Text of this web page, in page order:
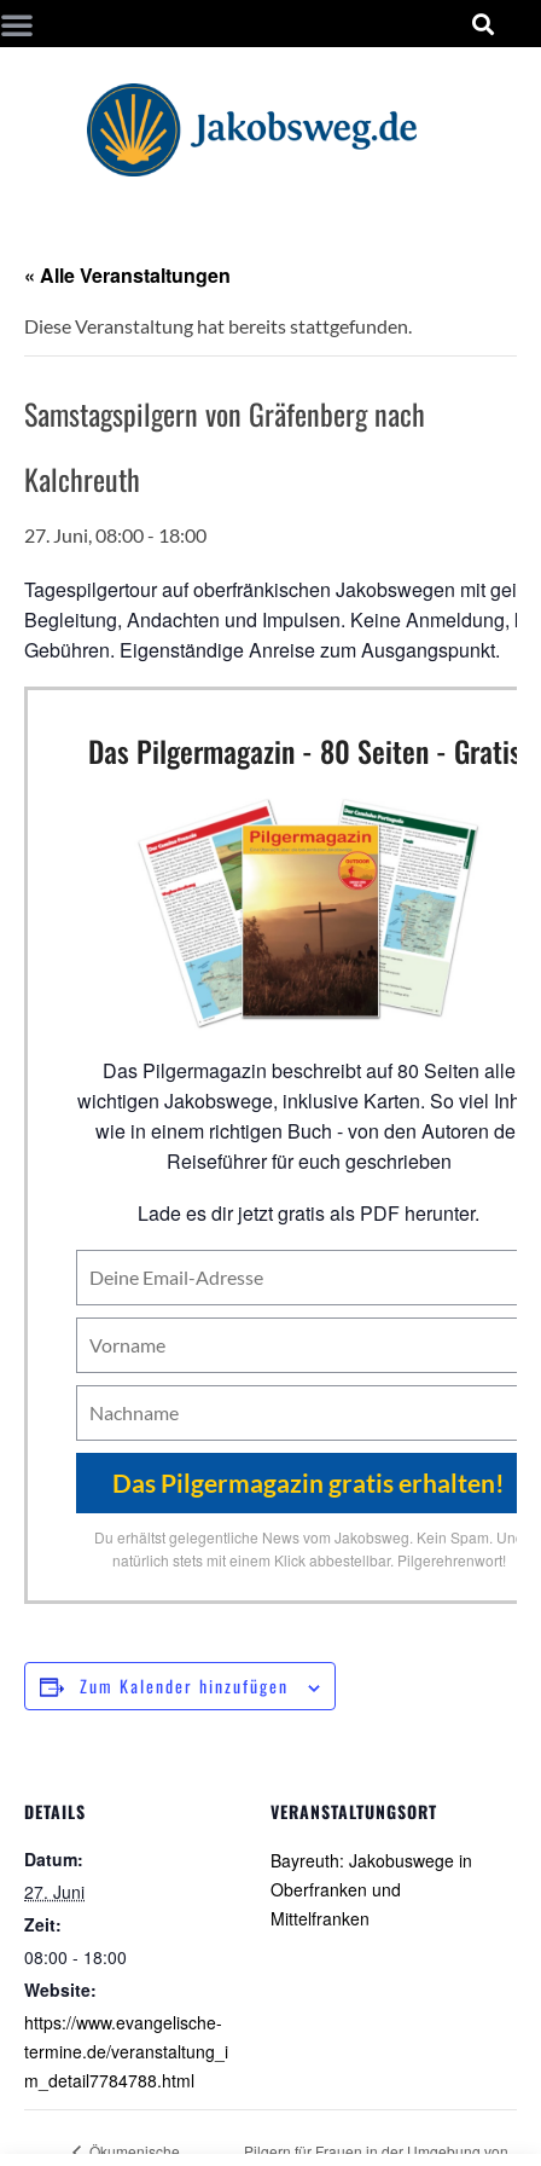
« Alle Veranstaltungen
Diese Veranstaltung hat bereits stattgefunden.
Samstagspilgern von Gräfenberg nach
Kalchreuth
27. Juni, 08:00- 18:00
Tagespilgertour auf oberfränkischen Jakobswegen mit
Begleitung, Andachten und Impulsen. Keine Anmeldung,
Gebühren. Eigenständige Anreise zum Ausgangspunkt.
Das Pilgermagazin - 80 Seiten - Gratis!
Das Pilgermagazin beschreibt auf 80 Seiten alle
wichtigen Jakobswege, inklusive Karten. So viel Inhalt
wie in einem richtigen Buch - von den Autoren der
Reiseführer für euch geschrieben
Lade es dir jetzt gratis als PDF herunter.
Du erhältst gelegentliche News vom Jakobsweg. Kein Spam. Und
natürlich stets mit einem Klick abbestellbar. Pilgerehrenwort!
Zum Kalender hinzufügen
DETAILS
Datum:
27. Juni
Zeit:
08:00 - 18:00
Website:
https://www.evangelische-
termine.de/veranstaltung_i
m_detail7784788.html
VERANSTALTUNGSORT
Bayreuth: Jakobuswege in
Oberfranken und
Mittelfranken
Ökumenische Pilgern für Frauen in der Umgebung von